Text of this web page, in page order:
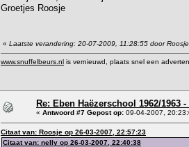
Groetjes Roosje
« Laatste verandering: 20-07-2009, 11:28:55 door Roosje
www.snuffelbeurs.nl is vernieuwd, plaats snel een
Re: Eben Haëzerschool 1962/1963
« Antwoord #7 Gepost op: 09-04-2007,
Citaat van: Roosje op 26-03-2007, 22:57:23
Citaat van: nelly op 26-03-2007, 22:40:38